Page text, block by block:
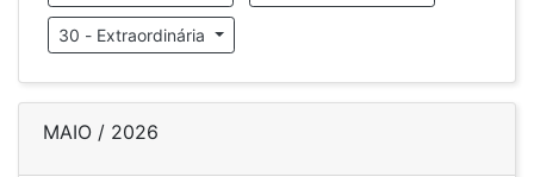
30 - Extraordinária
MAIO / 2026